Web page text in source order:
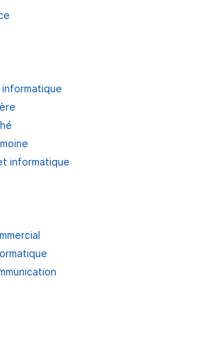
informatique